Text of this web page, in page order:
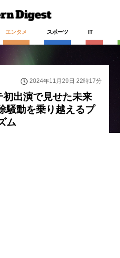
エンタメ スポーツ IT
2024年11月29日 22時17分
出演で見せた未来
騒動を乗り越えるプ
ム